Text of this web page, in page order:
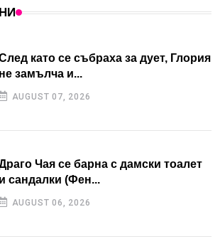
като се събраха за дует, Глория
не замълча и...
AUGUST 07, 2026
Чая се барна с дамски тоалет
и сандалки (Фен...
AUGUST 06, 2026